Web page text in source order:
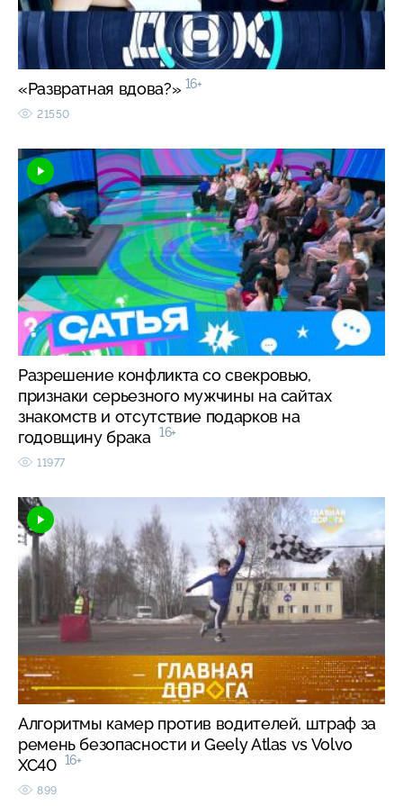
«Развратная вдова?» 16+
21550
Разрешение конфликта со свекровью,
признаки серьезного мужчины на сайтах
знакомств и отсутствие подарков на
годовщину брака
16+
11977
Алгоритмы камер против водителей, штраф за
ремень безопасности и Geely Atlas vs Volvo
XC40 16+
899